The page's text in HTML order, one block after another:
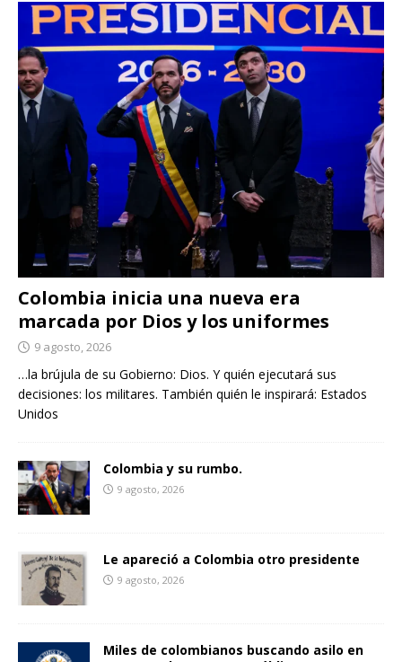
Colombia inicia una nueva era
marcada por Dios y los uniformes
9 agosto, 2026
…la brújula de su Gobierno: Dios. Y quién ejecutará sus
decisiones: los militares. También quién le inspirará: Estados
Unidos
Colombia y su rumbo.
9 agosto, 2026
Le apareció a Colombia otro presidente
9 agosto, 2026
Miles de colombianos buscando asilo en